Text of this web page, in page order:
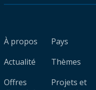
À propos
Actualité
Offres
Pays
Thèmes
Projets et